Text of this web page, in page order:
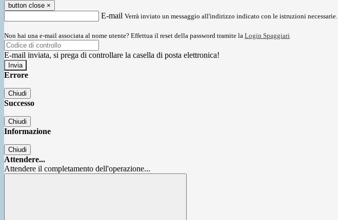
button close ×
E-mail Verrà inviato un messaggio all'indirizzo indicato con le istruzioni necessarie.
Non hai una e-mail associata al nome utente? Effettua il reset della password tramite la Login Spaggiari
E-mail inviata, si prega di controllare la casella di posta elettronica!
Errore
Chiudi
Successo
Chiudi
Informazione
Chiudi
Attendere...
Attendere il completamento dell'operazione...